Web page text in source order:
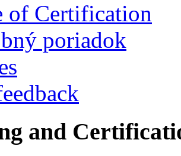
of Certification
poriadok
and